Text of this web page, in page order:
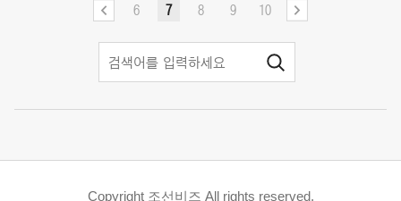
6 7 8 9 10
Copyright 조선비즈 All rights reserved.